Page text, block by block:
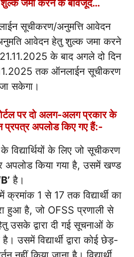
शुल्क जमा करने के बावजूद…
सूचीकरण/अनुमत्ति आवेदन
आवेदन हेतु शुल्क जमा करने
21.11.2025 के बाद अगले दो दिन
तक ऑनलाईन सूचीकरण
सकेगा।
पर दो अलग-अलग प्रकार के
अपलोड किए गए हैं:-
विद्यार्थियों के लिए जो सूचीकरण
अपलोड किया गया है, उसमें खण्ड
है।
में क्रमांक 1 से 17 तक विद्यार्थी का
हुआ है, जो OFSS प्रणाली से
उसके द्वारा दी गई सूचनाओं के
उसमें विद्यार्थी द्वारा कोई छेड़-